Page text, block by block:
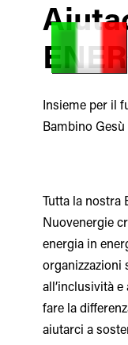
Insieme per il
Bambino
Tutta la nostra
Nuovenergie
energia in
organizzazioni
all’inclusività e
fare la
aiutarci a